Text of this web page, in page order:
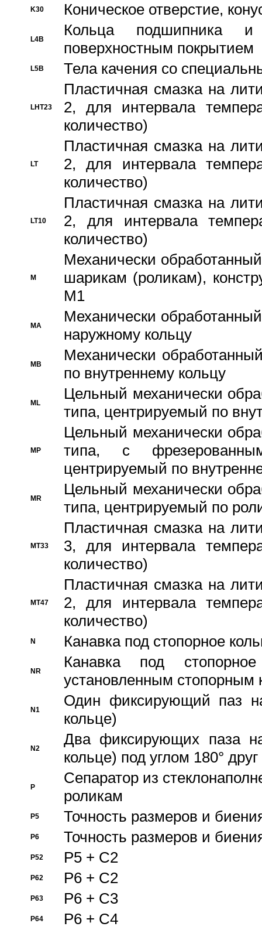
K30 Коническое отверстие,
L4B
Кольца подшипника
поверхностным покрытием
L5B Тела качения со
LHT23
Пластичная смазка на
2, для интервала
количество)
LT
Пластичная смазка на
2, для интервала
количество)
LT10
Пластичная смазка на
2, для интервала
количество)
M
Механически
шарикам (роликам),
M1
MA
Механически
наружному кольцу
MB
Механически
по внутреннему кольцу
ML
Цельный механически
типа, центрируемый по
MP
Цельный механически
типа, с
центрируемый по
MR
Цельный механически
типа, центрируемый по
MT33
Пластичная смазка на
3, для интервала
количество)
MT47
Пластичная смазка на
2, для интервала
количество)
N Канавка под стопорное
NR
Канавка под
установленным стопорным
N1
Один фиксирующий паз
кольце)
N2
Два фиксирующих паза
кольце) под углом 180° друг
P
Cепаратор из
роликам
P5 Точность размеров и
P6 Точность размеров и
P52 P5 + C2
P62 P6 + C2
P63 P6 + C3
P64 P6 + C4